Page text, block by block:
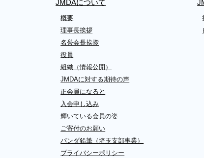
JMDAについて
概要
理事長挨拶
名誉会長挨拶
役員
組織（情報公開）
JMDAに対する期待の声
正会員になると
入会申し込み
輝いている会員の姿
ご寄付のお願い
パンダ鉛筆（埼玉支部事業）
プライバシーポリシー